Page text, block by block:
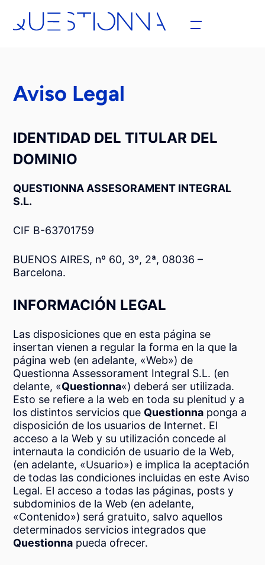
Aviso Legal
IDENTIDAD DEL TITULAR DEL
DOMINIO
QUESTIONNA ASSESORAMENT INTEGRAL
S.L.
CIF B-63701759
BUENOS AIRES, nº 60, 3º, 2ª, 08036 –
Barcelona.
INFORMACIÓN LEGAL
Las disposiciones que en esta página se
insertan vienen a regular la forma en la que la
página web (en adelante, «Web») de
Questionna Assessorament Integral S.L. (en
delante, «Questionna«) deberá ser utilizada.
Esto se refiere a la web en toda su plenitud y a
los distintos servicios que Questionna ponga a
disposición de los usuarios de Internet. El
acceso a la Web y su utilización concede al
internauta la condición de usuario de la Web,
(en adelante, «Usuario») e implica la aceptación
de todas las condiciones incluidas en este Aviso
Legal. El acceso a todas las páginas, posts y
subdominios de la Web (en adelante,
«Contenido») será gratuito, salvo aquellos
determinados servicios integrados que
Questionna pueda ofrecer.